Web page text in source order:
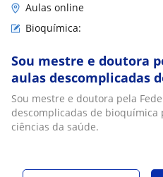
Aulas online
Bioquímica:
Sou mestre e doutora
aulas descomplicadas
acadêmicos da área de
Sou mestre e doutora pela
descomplicadas de bioquímica
ciências da saúde.